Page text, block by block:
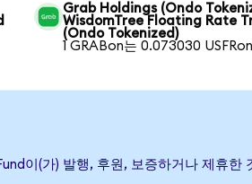
Grab Holdings (Ondo
WisdomTree Floating Rate
(Ondo Tokenized)
1 GRABon는 0.073030
이(가) 발행, 후원, 보증하거나 제휴한